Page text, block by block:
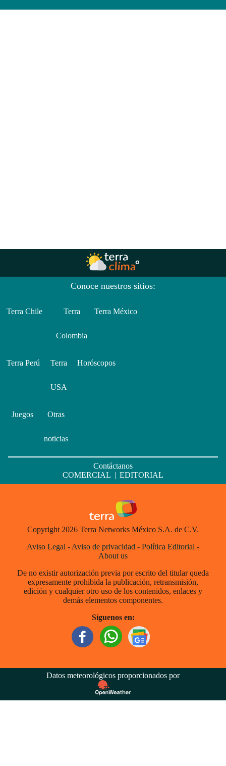
Conoce nuestros sitios:
Terra Chile Terra
Colombia
Terra México
Terra Perú Terra
USA
Horóscopos
Juegos Otras
noticias
Contáctanos
COMERCIAL | EDITORIAL
Copyright 2026 Terra Networks México S.A. de C.V.
Aviso Legal - Aviso de privacidad - Política Editorial -
About us
De no existir autorización previa por escrito del titular queda
expresamente prohibida la publicación, retransmisión,
edición y cualquier otro uso de los contenidos, enlaces y
demás elementos componentes.
Síguenos en:
Datos meteorológicos proporcionados por